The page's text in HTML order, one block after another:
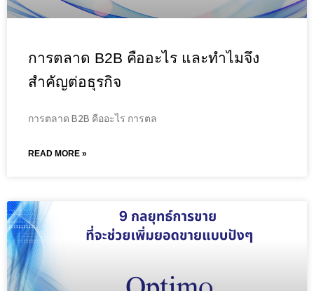
การตลาด B2B คืออะไร และทำไมจึง
สำคัญต่อธุรกิจ
การตลาด B2B คืออะไร การตล
READ MORE »